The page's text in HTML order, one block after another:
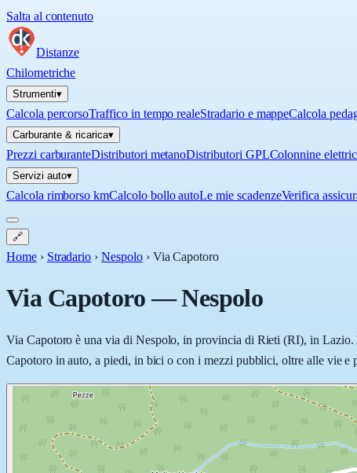
Salta al contenuto
Distanze
Chilometriche
Strumenti▾
Calcola percorsoTraffico in tempo realeStradario e mappeCalcola
Carburante & ricarica▾
Prezzi carburanteDistributori metanoDistributori GPLColonnine
Servizi auto▾
Calcola rimborso kmCalcolo bollo autoLe mie scadenzeVerifica
🔗
Home › Stradario › Nespolo › Via Capotoro
Via Capotoro—Nespolo
Via Capotoro è una via di Nespolo, in provincia di Rieti (RI), in
Capotoro in auto, a piedi, in bici o con i mezzi pubblici, oltre alle vie e